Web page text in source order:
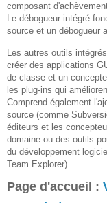
composant
Le débogueur intégré
source et un débogueur
Les autres outils
créer des applications
de classe et un
les plug-ins qui
Comprend également
source (comme
éditeurs et les
domaine ou des outils
du développement
Team Explorer).
Page d'accueil :